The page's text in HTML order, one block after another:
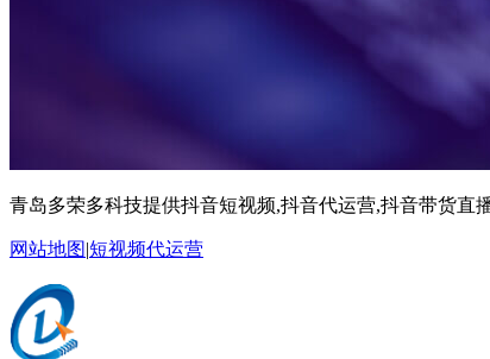
青岛多荣多科技提供抖音短视频,抖音代运营,抖音带货直
网站地图|短视频代运营